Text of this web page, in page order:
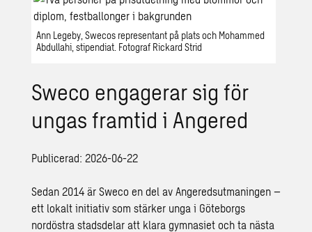
Ann Legeby, Swecos representant på plats och Mohammed
Abdullahi, stipendiat. Fotograf Rickard Strid
Sweco engagerar sig för
ungas framtid i Angered
Publicerad: 2026-06-22
Sedan 2014 är Sweco en del av Angeredsutmaningen –
ett lokalt initiativ som stärker unga i Göteborgs
nordöstra stadsdelar att klara gymnasiet och ta nästa